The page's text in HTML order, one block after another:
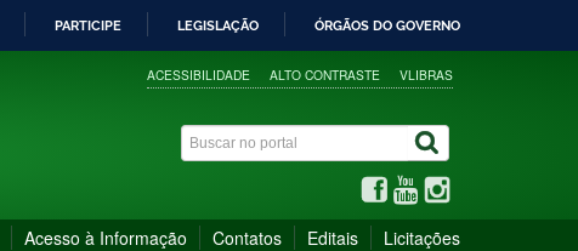
PARTICIPE LEGISLAÇÃO ÓRGÃOS DO GOVERNO
ACESSIBILIDADE ALTO CONTRASTE VLIBRAS
Acesso à Informação Contatos Editais Licitações